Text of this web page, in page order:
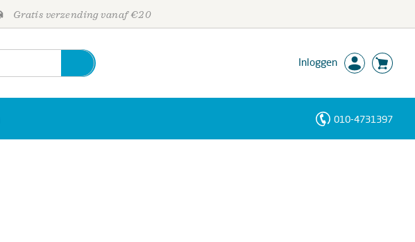
Gratis verzending vanaf €20
Inloggen
010-4731397
Personen